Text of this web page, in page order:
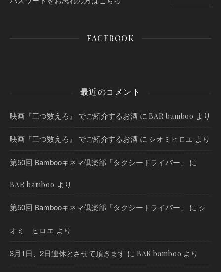
FACEBOOK
最近のコメント
映画『三つ数えろ』 でご紹介するお酒 に BAR bamboo より
映画『三つ数えろ』 でご紹介するお酒 に シオミヒロエ より
第50回 Bambooキネマ倶楽部「タクシードライバー」 に
BAR bamboo より
第50回 Bambooキネマ倶楽部「タクシードライバー」 に シ
オミ ヒロエ より
3月1日、2日連休とさせて頂きます に BAR bamboo より